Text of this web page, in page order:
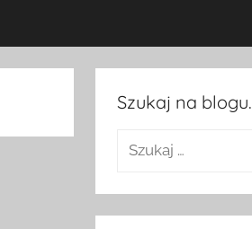
Szukaj na blogu.
Szukaj: